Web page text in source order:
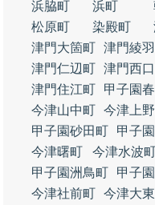
浜脇町
浜町
松原町
染殿町
津門大箇町 津門綾
津門仁辺町 津門西
津門住江町
甲子園
今津山中町 今津上
甲子園砂田町
甲子
今津曙町
今津水波
甲子園洲鳥町
甲子
今津社前町 今津大